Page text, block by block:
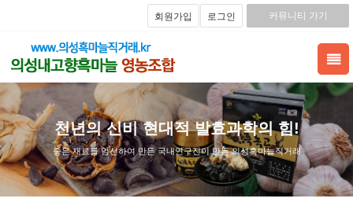
회원가입 로그인 커뮤니티 가기
천년의 신비 현대적 발효과학의 힘!
좋은 재료를 엄선하여 만든 국내연구진이 만든 의성흑마늘직거래